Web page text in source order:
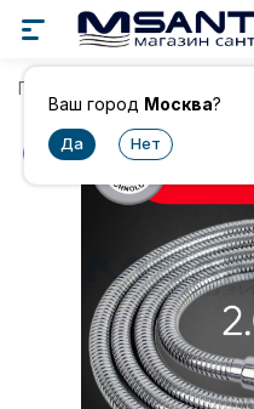
Ваш город Москва?
Главная
хит